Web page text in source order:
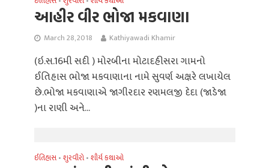
આહીર વીર ભોજા મકવાણા
March 28, 2018 Kathiyawadi Khamir
(ઇ.સ.16મી સદી ) મોરબીના મોટાદહીસરા ગામનો
ઈતિહાસ ભોજા મકવાણાના નામે સુવર્ણ અક્ષરે લખાયેલ
છે.ભોજા મકવાણાએ જાગીરદાર રણમલજી દેદા (જાડેજા
)ના રાણી અને...
ઈતિહાસ • શુરવીરો • શૌર્ય કથાઓ